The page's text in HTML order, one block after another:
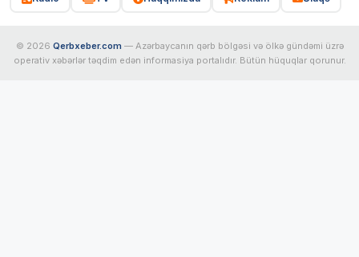
© 2026 Qerbxeber.com — Azərbaycanın qərb bölgəsi və ölkə gündəmi üzrə
operativ xəbərlər təqdim edən informasiya portalıdır. Bütün hüquqlar qorunur.